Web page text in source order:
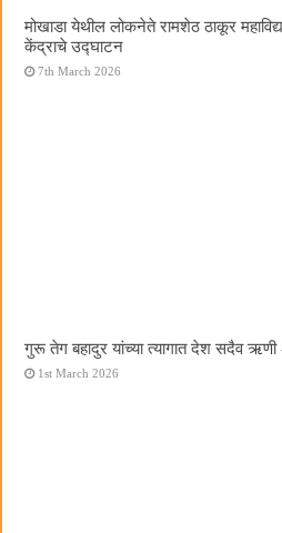
मोखाडा येथील लोकनेते रामशेठ ठाकूर
केंद्राचे उद्घाटन
7th March 2026
गुरू तेग बहादुर यांच्या त्यागात देश सदैव
1st March 2026